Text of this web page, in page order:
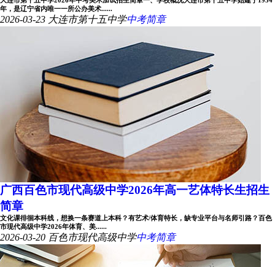
年，是辽宁省内唯一一所公办美术......
2026-03-23 大连市第十五中学中考简章
广西百色市现代高级中学2026年高一艺体特长生招生
简章
文化课徘徊本科线，想换一条赛道上本科？有艺术/体育特长，缺专业平台与名师引路？百色
市现代高级中学2026年体育、美......
2026-03-20 百色市现代高级中学中考简章